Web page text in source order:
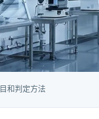
和判定方法